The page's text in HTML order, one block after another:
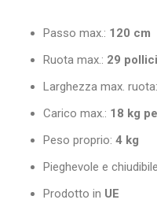
Passo max.: 120 cm
Ruota max.: 29 pollici
Larghezza max. ruota:
Carico max.: 18 kg
Peso proprio: 4 kg
Pieghevole e
Prodotto in UE